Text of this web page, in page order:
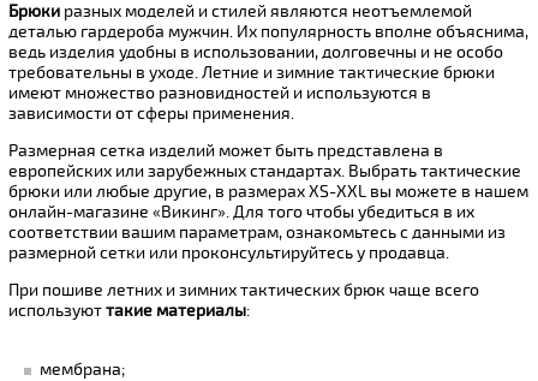
Брюки разных моделей и стилей являются неотъемлемой
деталью гардероба мужчин. Их популярность вполне объяснима,
ведь изделия удобны в использовании, долговечны и не особо
требовательны в уходе. Летние и зимние тактические брюки
имеют множество разновидностей и используются в
зависимости от сферы применения.
Размерная сетка изделий может быть представлена в
европейских или зарубежных стандартах. Выбрать тактические
брюки или любые другие, в размерах XS-XXL вы можете в нашем
онлайн-магазине «Викинг». Для того чтобы убедиться в их
соответствии вашим параметрам, ознакомьтесь с данными из
размерной сетки или проконсультируйтесь у продавца.
При пошиве летних и зимних тактических брюк чаще всего
используюттакие материалы:
мембрана;